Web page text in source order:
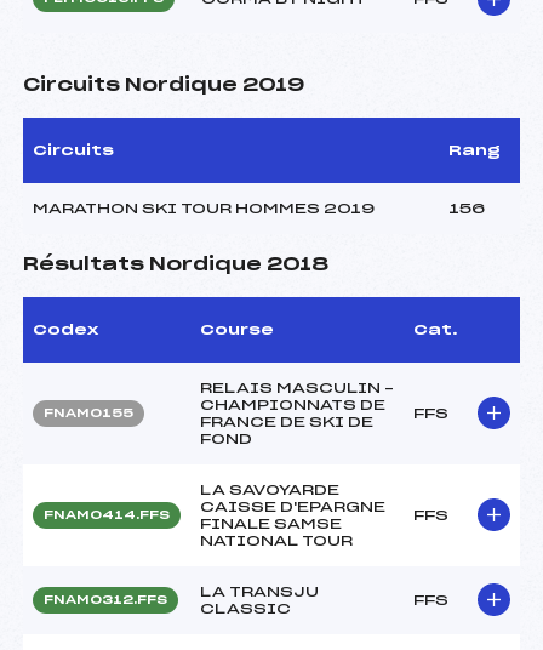
Circuits Nordique 2019
Circuits Rang
MARATHON SKI TOUR HOMMES 2019 156
Résultats Nordique 2018
Codex Course Cat.
FNAM0155
RELAIS MASCULIN –
CHAMPIONNATS DE
FRANCE DE SKI DE
FOND
FFS
FNAM0414.FFS
LA SAVOYARDE
CAISSE D'EPARGNE
FINALE SAMSE
NATIONAL TOUR
FFS
FNAM0312.FFS
LA TRANSJU
CLASSIC
FFS